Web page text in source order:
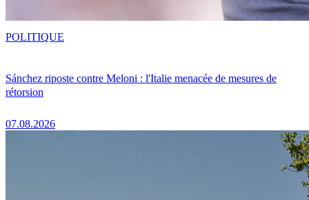
Sánchez riposte contre Meloni : l'Italie menacée de mesures de
rétorsion
07.08.2026
POLITIQUE